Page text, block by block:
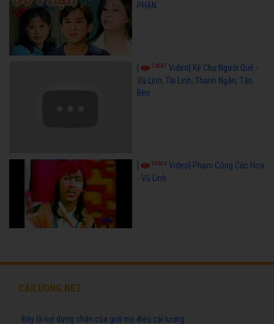
PHẬN
24587 Video] Kẻ Chợ Người Quê -
Vũ Linh, Tài Linh, Thanh Ngân, Tấn
Beo
23604 Video] Phạm Công Cúc Hoa
- Vũ Linh
CAILUONG.NET
Đây là nơi dừng chân của giới mộ điệu cải lương